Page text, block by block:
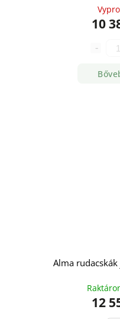
10
Alma
12